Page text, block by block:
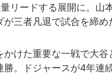
リードする展開に。山
三者凡退で試合を締め
けた重要な一戦で大谷
勝。ドジャースが4年連